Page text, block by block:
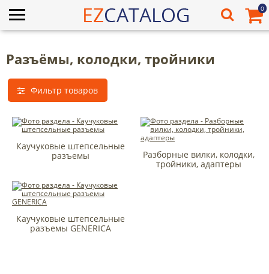
0
Разъёмы, колодки, тройники
Фильтр товаров
Каучуковые штепсельные
разъемы
Разборные вилки, колодки,
тройники, адаптеры
Каучуковые штепсельные
разъемы GENERICA